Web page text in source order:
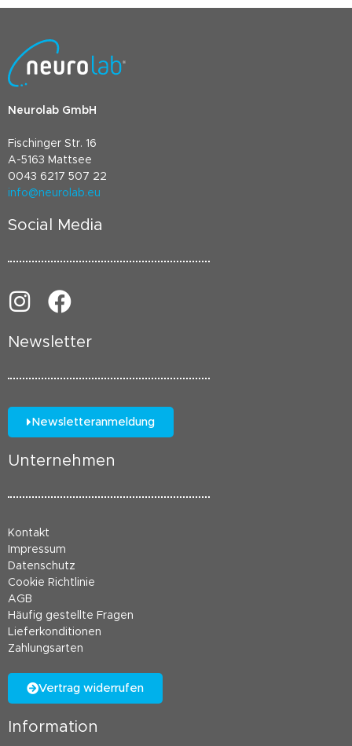
Neurolab GmbH
Fischinger Str. 16
A-5163 Mattsee
0043 6217 507 22
info@neurolab.eu
Social Media
Newsletter
Newsletteranmeldung
Unternehmen
Kontakt
Impressum
Datenschutz
Cookie Richtlinie
AGB
Häufig gestellte Fragen
Lieferkonditionen
Zahlungsarten
Vertrag widerrufen
Information